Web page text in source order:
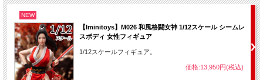
NEW
【Iminitoys】M026 和風格闘女神 1/12スケール シームレ
スボディ 女性フィギュア
1/12スケールフィギュア。
価格:13,950円(税込)